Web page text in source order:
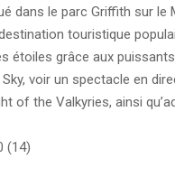
dans le parc Griffith sur le
touristique
étoiles grâce aux
voir un spectacle en
of the Valkyries, ainsi